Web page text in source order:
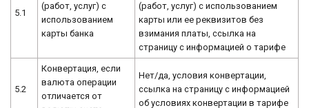
5.1
(работ, услуг) с
использованием
карты банка
(работ, услуг) с использованием
карты или ее реквизитов без
взимания платы, ссылка на
страницу с информацией о тарифе
5.2
Конвертация, если
валюта операции
отличается от
Нет/да, условия конвертации,
ссылка на страницу с информацией
об условиях конвертации в тарифе